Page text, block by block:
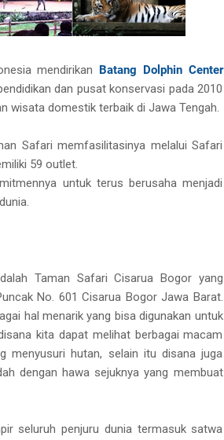
mendirikan
Batang Dolphin Center
dan pusat konservasi pada 2010
wisata domestik terbaik di Jawa Tengah.
Safari memfasilitasinya melalui Safari
59 outlet.
untuk terus berusaha menjadi
Taman Safari Cisarua Bogor yang
No. 601 Cisarua Bogor Jawa Barat.
hal menarik yang bisa digunakan untuk
kita dapat melihat berbagai macam
menyusuri hutan, selain itu disana juga
dengan hawa sejuknya yang membuat
seluruh penjuru dunia termasuk satwa